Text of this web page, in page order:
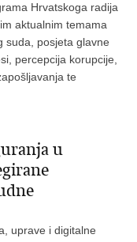
Hrvatskoga radija
aktualnim temama
suda, posjeta glavne
percepcija korupcije,
te
u
uprave i digitalne